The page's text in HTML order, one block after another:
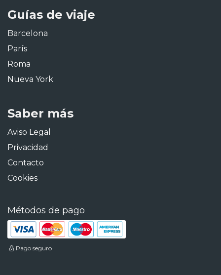
Guías de viaje
Barcelona
París
Roma
Nueva York
Saber más
Aviso Legal
Privacidad
Contacto
Cookies
Métodos de pago
Pago seguro